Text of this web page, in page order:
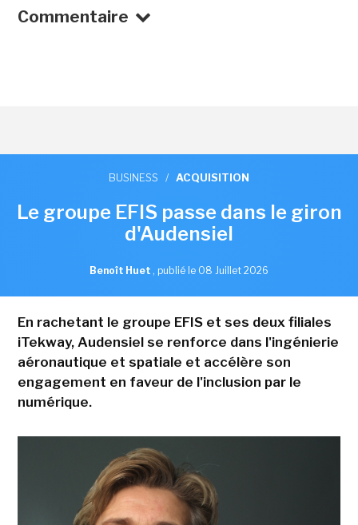
Commentaire
BUSINESS / ACQUISITION
Le groupe EFIS passe dans le giron
d'Audensiel
Benoît Huet , publié le 08 Juillet 2026
En rachetant le groupe EFIS et ses deux filiales
iTekway, Audensiel se renforce dans l'ingénierie
aéronautique et spatiale et accélère son
engagement en faveur de l'inclusion par le
numérique.